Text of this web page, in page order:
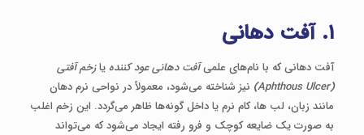
۱.آفت دهانی
آفت دهانی که با نام‌های علمیآفت دهانی عود کنندهیازخم آفتی
(Aphthous Ulcer)
نیز شناخته می‌شود، معمولاً در نواحی نرم دهان
مانند زبان، لب ‌ها، کام نرم یا داخل گونه‌ها ظاهر می‌گردد. این زخم اغلب
به صورت یک ضایعه کوچک و فرو رفته ایجاد می‌شود که می‌تواند